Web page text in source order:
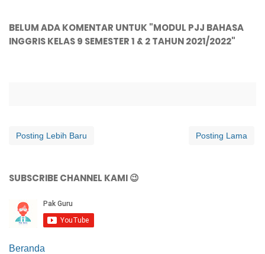
BELUM ADA KOMENTAR UNTUK "MODUL PJJ BAHASA
INGGRIS KELAS 9 SEMESTER 1 & 2 TAHUN 2021/2022"
Posting Lebih Baru Posting Lama
SUBSCRIBE CHANNEL KAMI 😉
Beranda